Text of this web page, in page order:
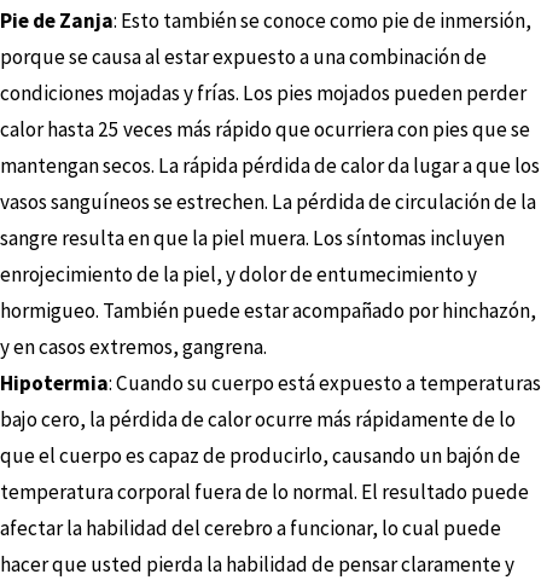
Pie de Zanja: Esto también se conoce como pie de inmersión,
porque se causa al estar expuesto a una combinación de
condiciones mojadas y frías. Los pies mojados pueden perder
calor hasta 25 veces más rápido que ocurriera con pies que se
mantengan secos. La rápida pérdida de calor da lugar a que los
vasos sanguíneos se estrechen. La pérdida de circulación de la
sangre resulta en que la piel muera. Los síntomas incluyen
enrojecimiento de la piel, y dolor de entumecimiento y
hormigueo. También puede estar acompañado por hinchazón,
y en casos extremos, gangrena.
Hipotermia: Cuando su cuerpo está expuesto a temperaturas
bajo cero, la pérdida de calor ocurre más rápidamente de lo
que el cuerpo es capaz de producirlo, causando un bajón de
temperatura corporal fuera de lo normal. El resultado puede
afectar la habilidad del cerebro a funcionar, lo cual puede
hacer que usted pierda la habilidad de pensar claramente y